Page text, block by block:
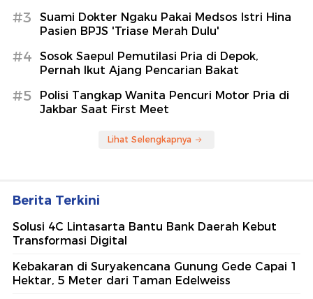
#3
Suami Dokter Ngaku Pakai Medsos Istri Hina
Pasien BPJS 'Triase Merah Dulu'
#4
Sosok Saepul Pemutilasi Pria di Depok,
Pernah Ikut Ajang Pencarian Bakat
#5
Polisi Tangkap Wanita Pencuri Motor Pria di
Jakbar Saat First Meet
Lihat Selengkapnya
Berita Terkini
Solusi 4C Lintasarta Bantu Bank Daerah Kebut
Transformasi Digital
Kebakaran di Suryakencana Gunung Gede Capai 1
Hektar, 5 Meter dari Taman Edelweiss